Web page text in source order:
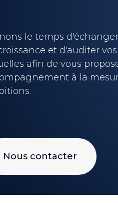
le temps
et d'auditer
afin de vous
à la
Nous contacter